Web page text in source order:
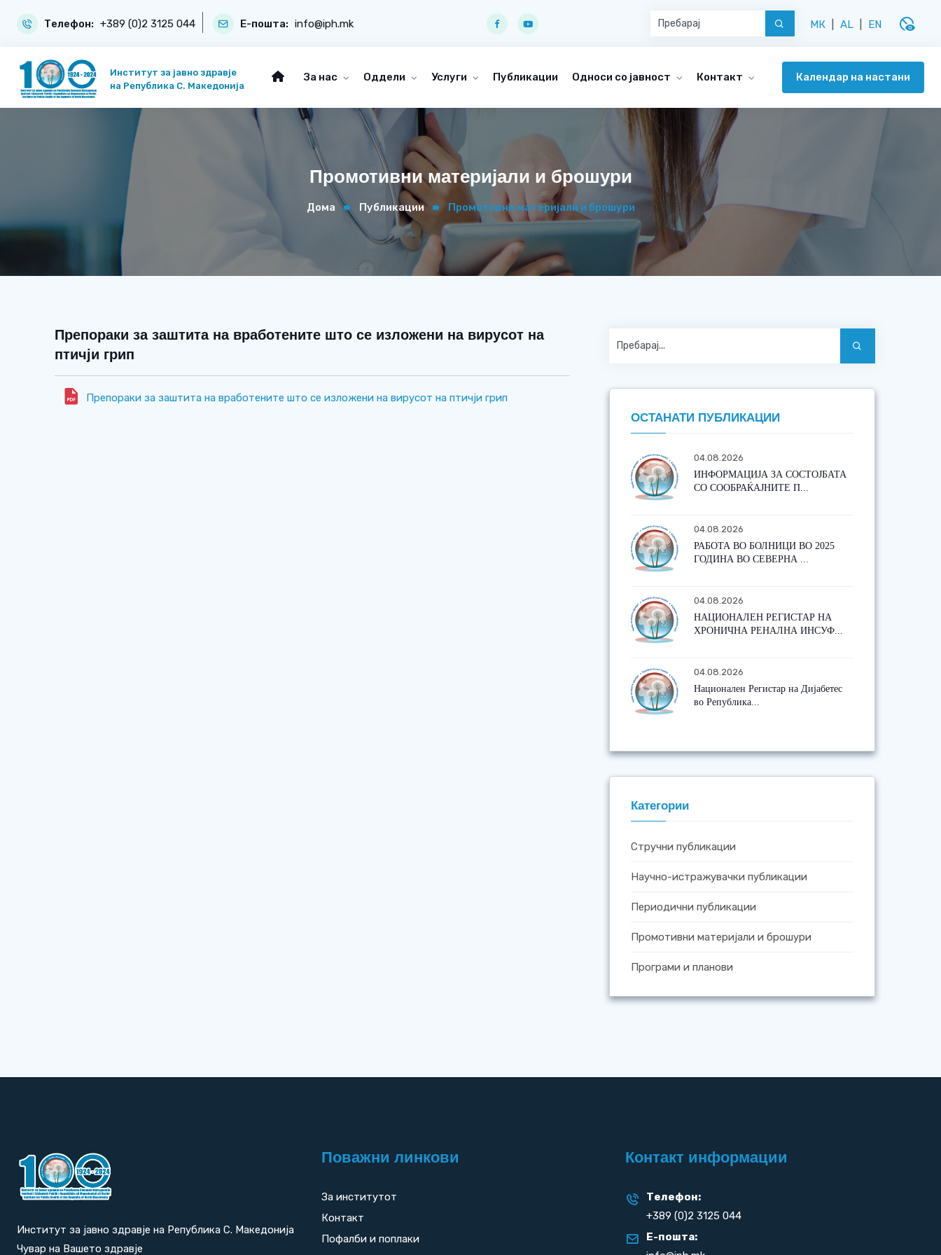
Телефон: +389 (0)2 3125 044 Е-пошта: info@iph.mk МК AL EN disabled_visible
Институт за јавно здравје
на Република С. Македонија
За нас Оддели Услуги Публикации Односи со јавност Контакт Календар на настани
Промотивни материјали и брошури
Дома Публикации Промотивни материјали и брошури
Препораки за заштита на вработените што се изложени на вирусот на
птичји грип
Препораки за заштита на вработените што се изложени на вирусот на птичји грип
ОСТАНАТИ ПУБЛИКАЦИИ
04.08.2026
ИНФОРМАЦИЈА ЗА СОСТОЈБАТА
СО СООБРАЌАЈНИТЕ П...
04.08.2026
РАБОТА ВО БОЛНИЦИ ВО 2025
ГОДИНА ВО СЕВЕРНА ...
04.08.2026
НАЦИОНАЛЕН РЕГИСТАР НА
ХРОНИЧНА РЕНАЛНА ИНСУФ...
04.08.2026
Национален Регистар на Дијабетес
во Република...
Категории
Стручни публикации
Научно-истражувачки публикации
Периодични публикации
Промотивни материјали и брошури
Програми и планови
Институт за јавно здравје на Република С. Македонија
Чувар на Вашето здравје
Поважни линкови
За институтот
Контакт
Пофалби и поплаки
Контакт информации
Телефон:
+389 (0)2 3125 044
Е-пошта: